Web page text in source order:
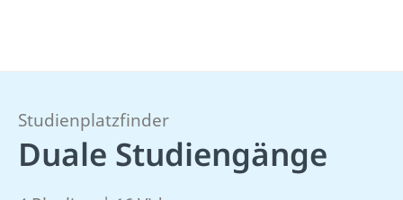
Studienplatzfinder
Duale Studiengänge